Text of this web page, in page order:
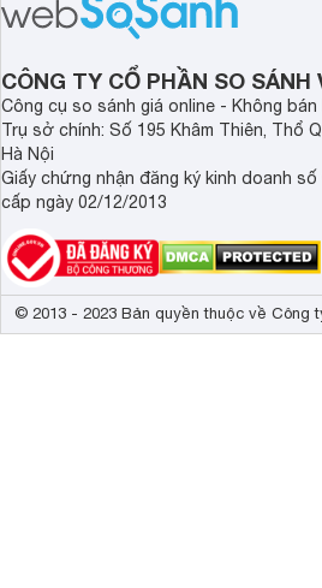
có giá bán rất hợp lý.
CÔNG TY CỔ PHẦN SO SÁNH
Công cụ so sánh giá online - Không bán
Trụ sở chính: Số 195 Khâm Thiên, Thổ
Hà Nội
Giấy chứng nhận đăng ký kinh doanh số
cấp ngày 02/12/2013
© 2013 - 2023 Bản quyền thuộc về Công